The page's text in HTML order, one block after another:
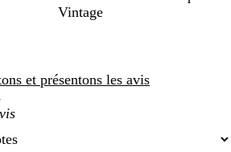
Vintage
et présentons les avis